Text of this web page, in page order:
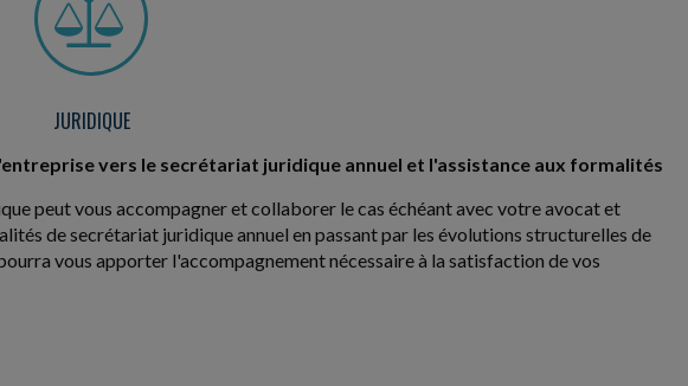
JURIDIQUE
vers le secrétariat juridique annuel et l'assistance aux formalités
peut vous accompagner et collaborer le cas échéant avec votre avocat et
de secrétariat juridique annuel en passant par les évolutions structurelles de
vous apporter l'accompagnement nécessaire à la satisfaction de vos